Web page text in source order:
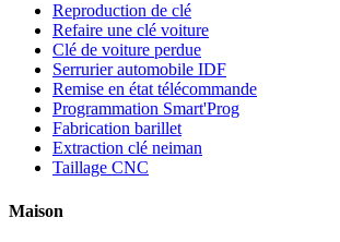
Reproduction de clé
Refaire une clé voiture
Clé de voiture perdue
Serrurier automobile IDF
Remise en état télécommande
Programmation Smart'Prog
Fabrication barillet
Extraction clé neiman
Taillage CNC
Maison